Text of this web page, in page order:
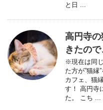
と日 ...
高円寺
きたの
※現在は同
た方が”猫縁
カフェ、猫
す！ 高円寺
た。 こち ...